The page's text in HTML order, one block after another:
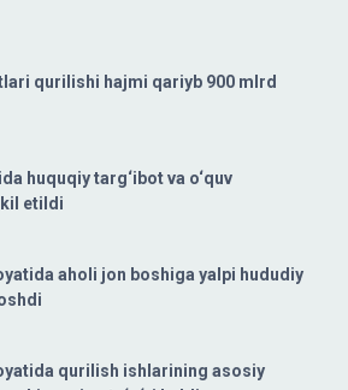
qurilishi hajmi qariyb 900 mlrd
huquqiy targ‘ibot va o‘quv
etildi
aholi jon boshiga yalpi hududiy
qurilish ishlarining asosiy